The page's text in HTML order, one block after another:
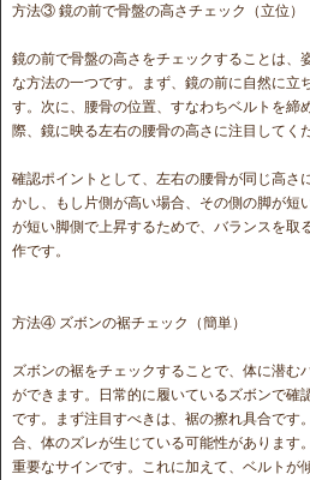
方法③ 鏡の前で骨盤の高さチェック（立位）
鏡の前で骨盤の高さをチェックすることは、
な方法の一つです。まず、鏡の前に自然に立
す。次に、腰骨の位置、すなわちベルトを締
際、鏡に映る左右の腰骨の高さに注目してく
確認ポイントとして、左右の腰骨が同じ高さ
かし、もし片側が高い場合、その側の脚が短
が短い脚側で上昇するためで、バランスを取
作です。
方法④ ズボンの裾チェック（簡単）
ズボンの裾をチェックすることで、体に潜む
ができます。日常的に履いているズボンで確
です。まず注目すべきは、裾の擦れ具合です
合、体のズレが生じている可能性があります
重要なサインです。これに加えて、ベルトが